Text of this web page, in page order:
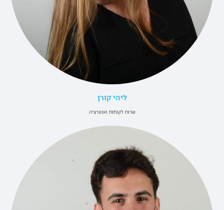
ליהי קורן
שרות לקוחות ואופרציה